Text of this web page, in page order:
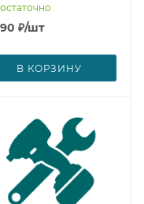
₽/шт
В КОРЗИНУ